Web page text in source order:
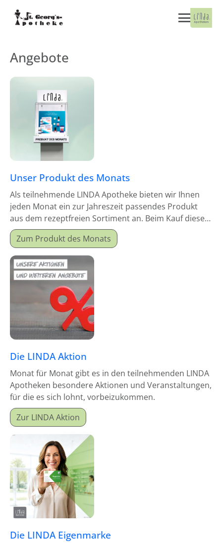
Angebote
Unser Produkt des Monats
Als teilnehmende LINDA Apotheke bieten wir Ihnen
jeden Monat ein zur Jahreszeit passendes Produkt
aus dem rezeptfreien Sortiment an. Beim Kauf dieses
Monatsproduktes erhalten Sie einen Mitgabeartikel
gratis dazu.
Zum Produkt des Monats
Die LINDA Aktion
Monat für Monat gibt es in den teilnehmenden LINDA
Apotheken besondere Aktionen und Veranstaltungen,
für die es sich lohnt, vorbeizukommen.
Zur LINDA Aktion
Die LINDA Eigenmarke